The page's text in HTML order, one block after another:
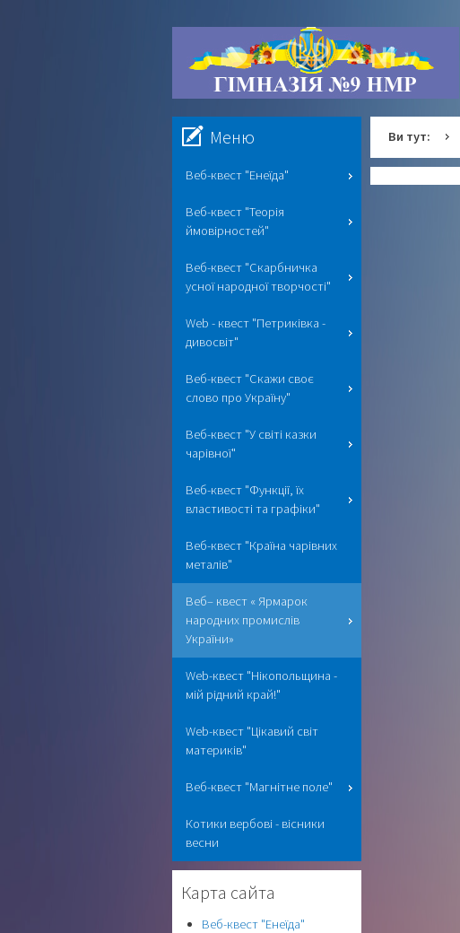
Ви тут:
Меню
Веб-квест "Енеїда"
Веб-квест "Теорія
ймовірностей"
Веб-квест "Скарбничка
усної народної творчості"
Web - квест "Петриківка -
дивосвіт"
Веб-квест "Скажи своє
слово про Україну"
Веб-квест "У світі казки
чарівної"
Веб-квест "Функції, їх
властивості та графіки"
Веб-квест "Країна чарівних
металів"
Веб– квест « Ярмарок
народних промислів
України»
Web-квест "Нікопольщина -
мій рідний край!"
Web-квест "Цікавий світ
материків"
Веб-квест "Магнітне поле"
Котики вербові - вісники
весни
Карта сайта
Веб-квест "Енеїда"